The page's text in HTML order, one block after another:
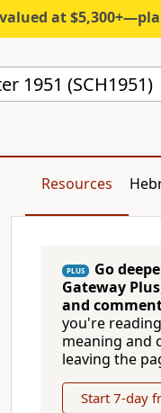
$5,300+—plans start under $6/
1951 (SCH1951)
Resources
PLUS Go
Gateway Plus
and
you're
meaning and
leaving the
Start 7-day